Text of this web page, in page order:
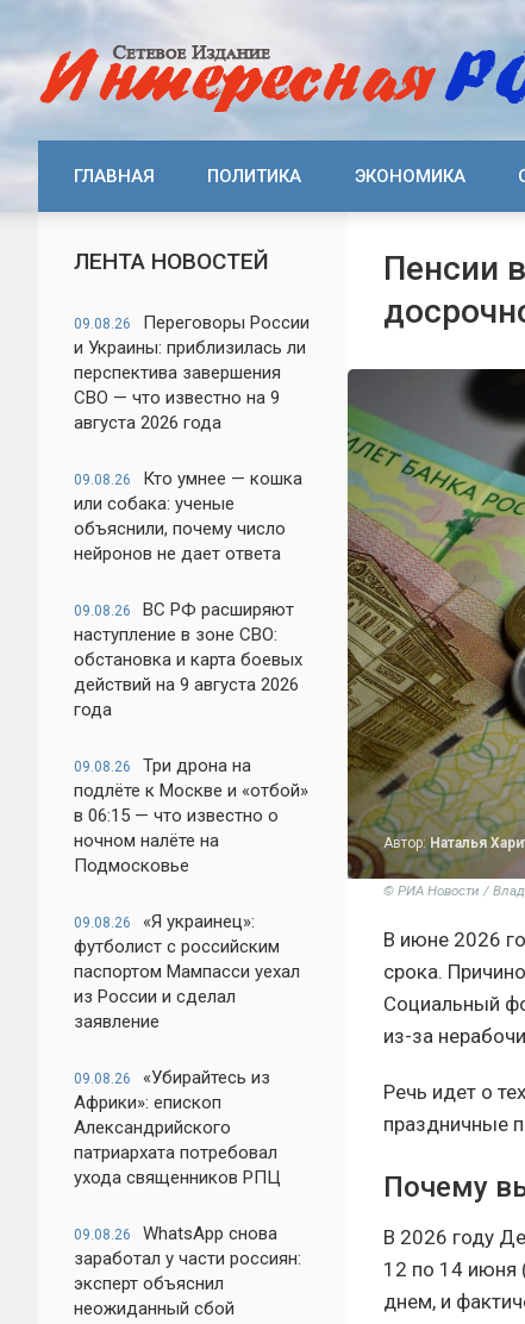
ГЛАВНАЯ ПОЛИТИКА ЭКОНОМИКА
ЛЕНТА НОВОСТЕЙ
09.08.26
Переговоры России
и Украины: приблизилась ли
перспектива завершения
СВО — что известно на 9
августа 2026 года
09.08.26
Кто умнее — кошка
или собака: ученые
объяснили, почему число
нейронов не дает ответа
09.08.26
ВС РФ расширяют
наступление в зоне СВО:
обстановка и карта боевых
действий на 9 августа 2026
года
09.08.26
Три дрона на
подлёте к Москве и «отбой»
в 06:15 — что известно о
ночном налёте на
Подмосковье
09.08.26
«Я украинец»:
футболист с российским
паспортом Мампасси уехал
из России и сделал
заявление
09.08.26
«Убирайтесь из
Африки»: епископ
Александрийского
патриархата потребовал
ухода священников РПЦ
09.08.26
WhatsApp снова
заработал у части россиян:
эксперт объяснил
неожиданный сбой
Пенсии
Автор:Наталья
© РИА Новости /
В июне 2026
срока.
Социальный
из-за
Речь идет о
праздничные
Почему
В 2026 году
12 по 14 июня
днем, и